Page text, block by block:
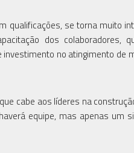
qualificações, se torna muito
dos colaboradores,
no atingimento de
cabe aos líderes na
equipe, mas apenas um